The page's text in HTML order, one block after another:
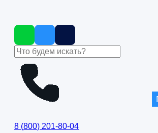
8 (800) 201-80-04